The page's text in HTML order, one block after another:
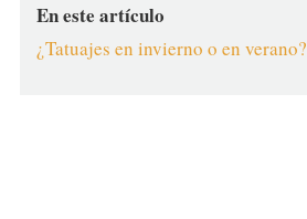
En este artículo
¿Tatuajes en invierno o en verano?